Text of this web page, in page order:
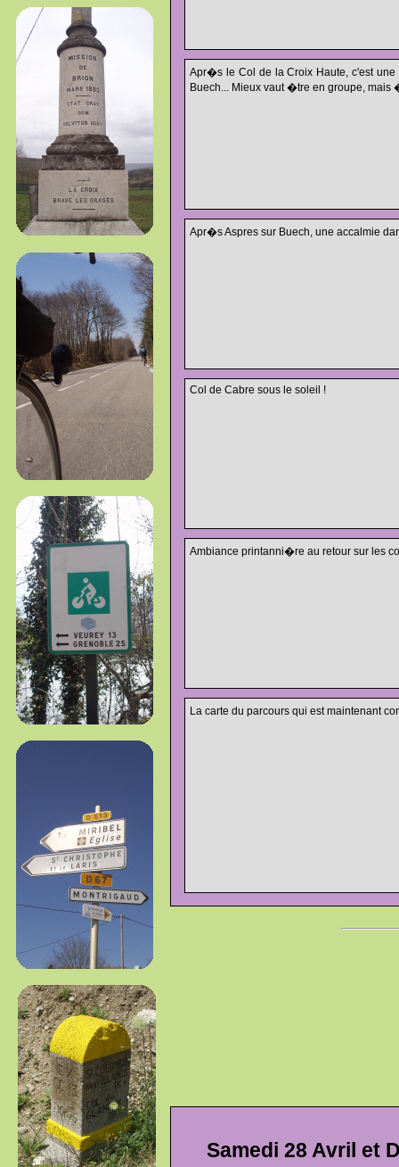
Apr�s le Col de la Croix Haute, c'est
Buech... Mieux vaut �tre en groupe, mais
Apr�s Aspres sur Buech, une accalmie
Col de Cabre sous le soleil !
Ambiance printanni�re au retour sur les
La carte du parcours qui est maintenant
Samedi 28 Avril et